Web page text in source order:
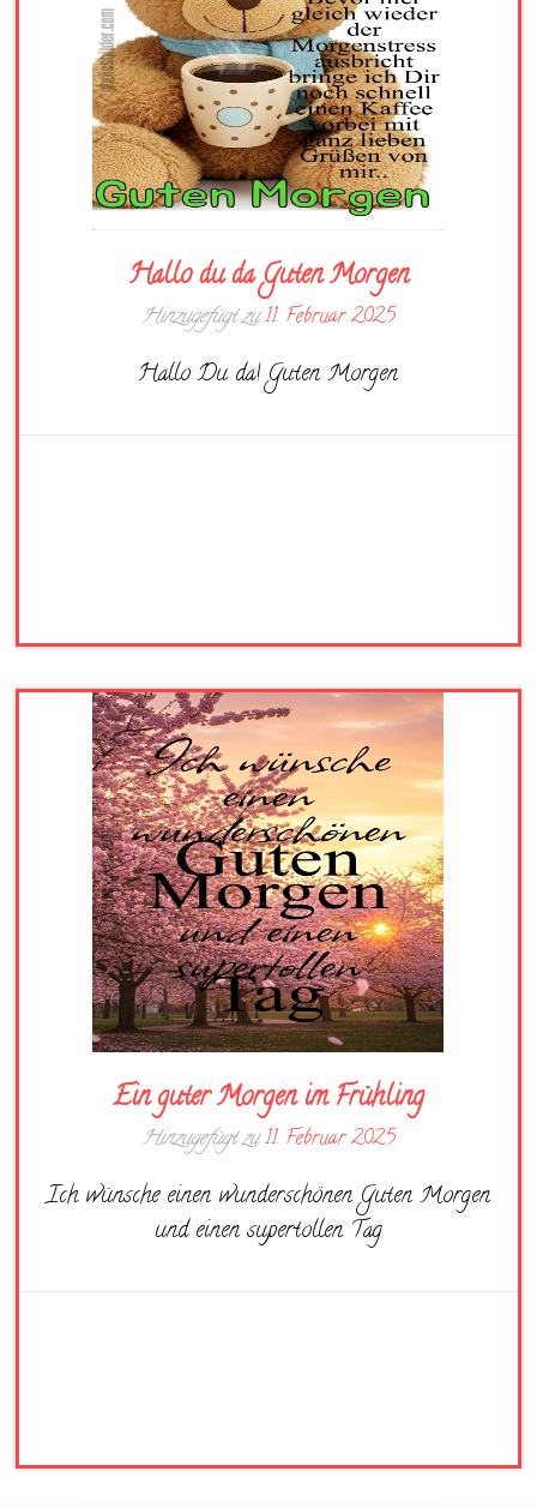
Hallo du da Guten Morgen
Hinzugefügt zu11. Februar 2025
Hallo Du da! Guten Morgen
Ein guter Morgen im Frühling
Hinzugefügt zu11. Februar 2025
Ich wünsche einen wunderschönen Guten Morgen
und einen supertollen Tag